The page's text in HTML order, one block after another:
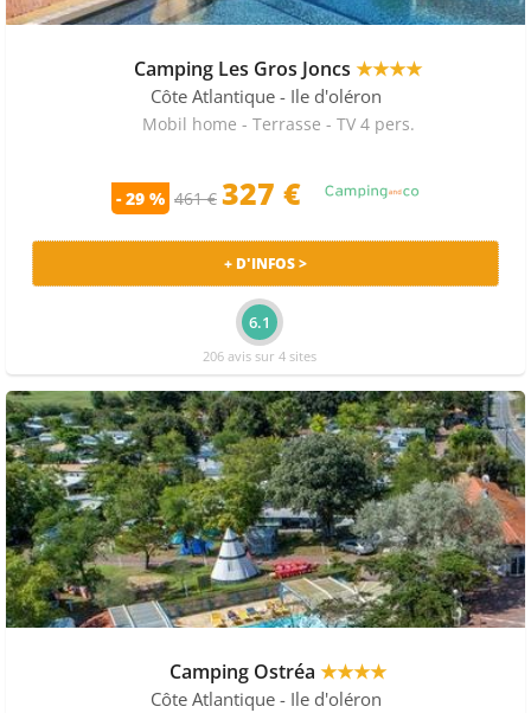
Camping Les Gros Joncs ★★★★
Côte Atlantique - Ile d'oléron
Mobil home - Terrasse - TV 4 pers.
- 29 % 461 € 327 €
+ D'INFOS >
6.1
206 avis sur 4 sites
Camping Ostréa ★★★★
Côte Atlantique - Ile d'oléron